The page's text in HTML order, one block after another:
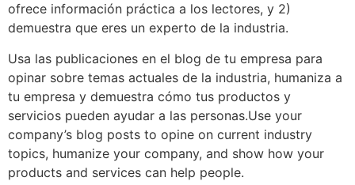
ofrece información práctica a los lectores, y 2)
demuestra que eres un experto de la industria.
Usa las publicaciones en el blog de tu empresa para
opinar sobre temas actuales de la industria, humaniza a
tu empresa y demuestra cómo tus productos y
servicios pueden ayudar a las personas.Use your
company’s blog posts to opine on current industry
topics, humanize your company, and show how your
products and services can help people.